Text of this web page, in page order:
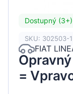
Dostupný (3+)
SKU: 302503-1
FIAT
=